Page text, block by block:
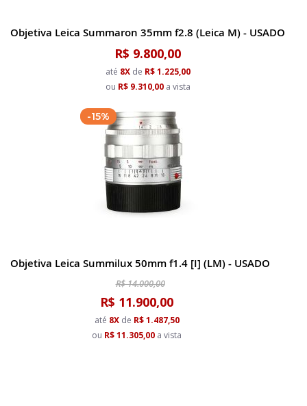
Objetiva Leica Summaron 35mm f2.8 (Leica M) - USADO
R$ 9.800,00
até 8Xde R$ 1.225,00
ou R$ 9.310,00a vista
-15%
Objetiva Leica Summilux 50mm f1.4 [I] (LM) - USADO
R$ 11.900,00
até 8Xde R$ 1.487,50
ou R$ 11.305,00 a vista
R$ 14.000,00